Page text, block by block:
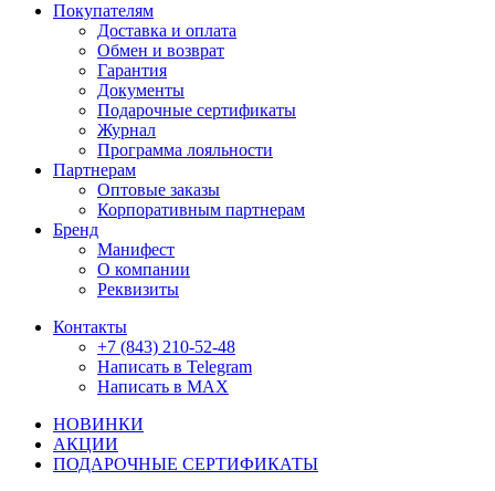
Покупателям
Доставка и оплата
Обмен и возврат
Гарантия
Документы
Подарочные сертификаты
Журнал
Программа лояльности
Партнерам
Оптовые заказы
Корпоративным партнерам
Бренд
Манифест
О компании
Реквизиты
Контакты
+7 (843) 210-52-48
Написать в Telegram
Написать в MAX
НОВИНКИ
АКЦИИ
ПОДАРОЧНЫЕ СЕРТИФИКАТЫ